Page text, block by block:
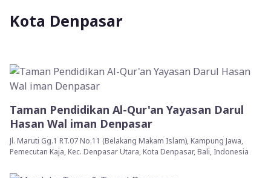
Kota Denpasar
Taman Pendidikan Al-Qur'an Yayasan Darul
Hasan Wal iman Denpasar
Jl. Maruti Gg.1 RT.07 No.11 (Belakang Makam Islam), Kampung Jawa,
Pemecutan Kaja, Kec. Denpasar Utara, Kota Denpasar, Bali, Indonesia